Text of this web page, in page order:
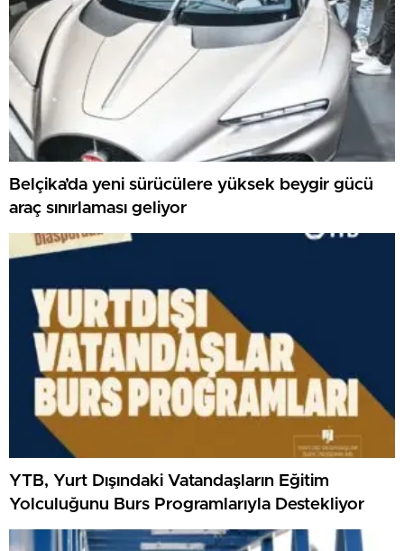
Belçika’da yeni sürücülere yüksek beygir gücü
araç sınırlaması geliyor
YTB, Yurt Dışındaki Vatandaşların Eğitim
Yolculuğunu Burs Programlarıyla Destekliyor